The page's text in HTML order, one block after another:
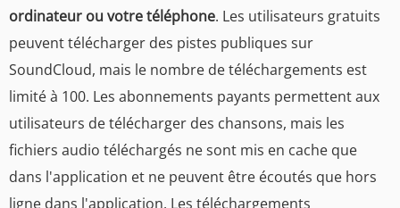
ordinateur ou votre téléphone. Les utilisateurs gratuits
peuvent télécharger des pistes publiques sur
SoundCloud, mais le nombre de téléchargements est
limité à 100. Les abonnements payants permettent aux
utilisateurs de télécharger des chansons, mais les
fichiers audio téléchargés ne sont mis en cache que
dans l'application et ne peuvent être écoutés que hors
ligne dans l'application. Les téléchargements